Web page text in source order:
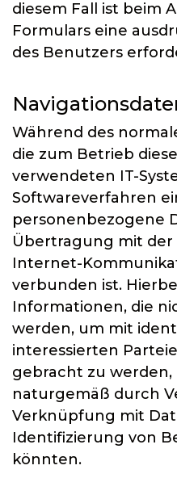
diesem Fall ist beim
Formulars eine
des Benutzers
Während des
die zum Betrieb
verwendeten IT-
Softwareverfahren
personenbezogene
Übertragung mit der
Internet-
verbunden ist.
Informationen, die
werden, um mit
interessierten
gebracht zu werden,
naturgemäß durch
Verknüpfung mit
Identifizierung von
könnten.